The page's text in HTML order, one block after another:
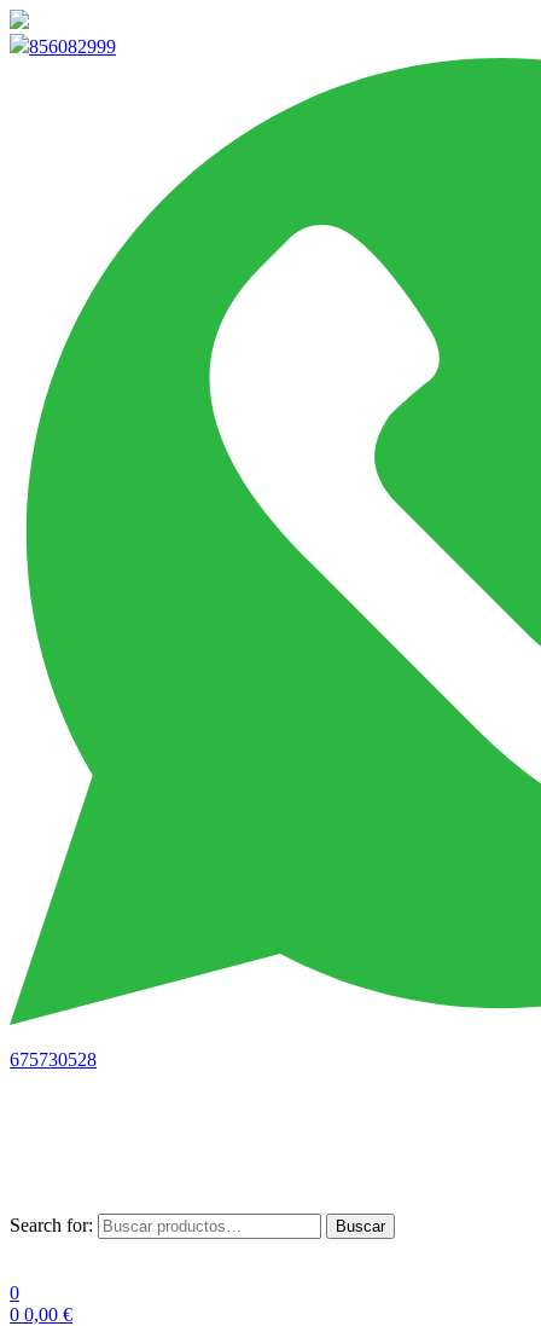
856082999
675730528
Search for: Buscar
0
0 0,00 €